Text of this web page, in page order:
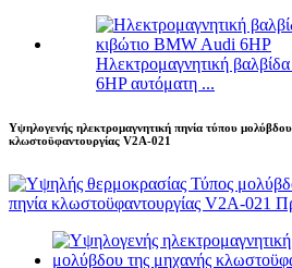
Ηλεκτρομαγνητική
6HP αυτόματη ...
Υψηλογενής ηλεκτρομαγνητική πηνία τύπου
κλωστοϋφαντουργίας V2A-021